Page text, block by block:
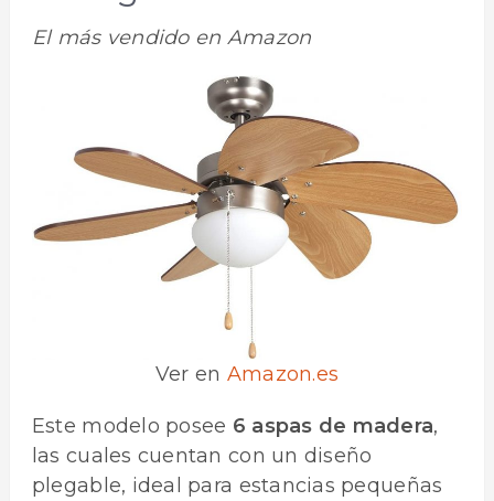
El más vendido en Amazon
Ver en Amazon.es
Este modelo posee 6 aspas de madera,
las cuales cuentan con un diseño
plegable, ideal para estancias pequeñas